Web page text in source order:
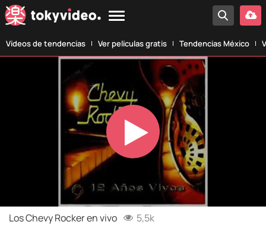
Vídeos de tendencias Ver películas gratis Tendencias México
Play
Video
Los Chevy Rocker en vivo 5,5k